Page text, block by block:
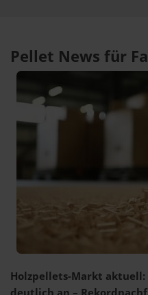
Pellet News für
Holzpellets-Markt aktuell: